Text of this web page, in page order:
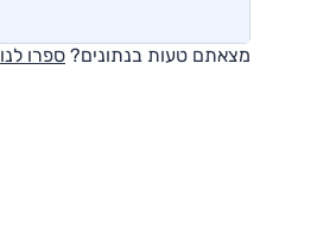
מצאתם טעות בנתונים? ספרו לנו